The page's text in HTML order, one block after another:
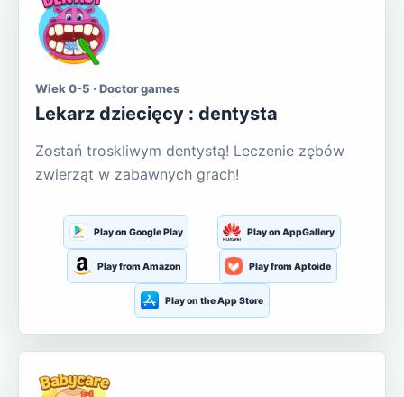
Wiek 0-5 · Doctor games
Lekarz dziecięcy : dentysta
Zostań troskliwym dentystą! Leczenie zębów
zwierząt w zabawnych grach!
Play on Google Play Play on AppGallery
Play from Amazon Play from Aptoide
Play on the App Store